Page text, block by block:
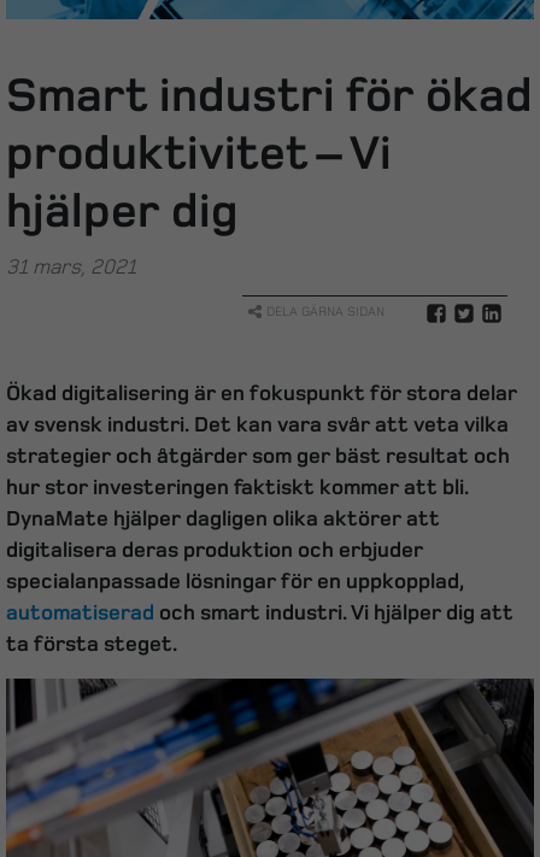
Smart industri för ökad
produktivitet – Vi
hjälper dig
31 mars, 2021
DELA GÄRNA SIDAN
Ökad digitalisering är en fokuspunkt för stora delar
av svensk industri. Det kan vara svår att veta vilka
strategier och åtgärder som ger bäst resultat och
hur stor investeringen faktiskt kommer att bli.
DynaMate hjälper dagligen olika aktörer att
digitalisera deras produktion och erbjuder
specialanpassade lösningar för en uppkopplad,
automatiserad och smart industri. Vi hjälper dig att
ta första steget.